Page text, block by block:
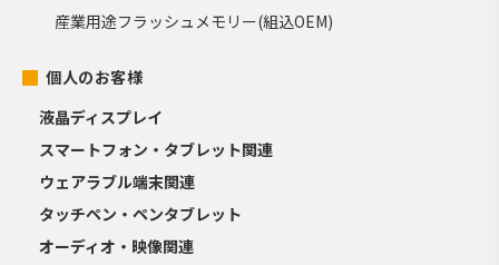
産業用途フラッシュメモリー(組込OEM)
個人のお客様
液晶ディスプレイ
スマートフォン・タブレット関連
ウェアラブル端末関連
タッチペン・ペンタブレット
オーディオ・映像関連